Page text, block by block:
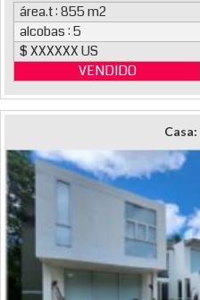
área.t : 855 m2
alcobas : 5
$ XXXXXX US
VENDIDO
Casa: